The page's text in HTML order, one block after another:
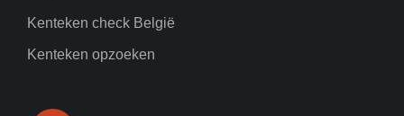
Kenteken check België
Kenteken opzoeken